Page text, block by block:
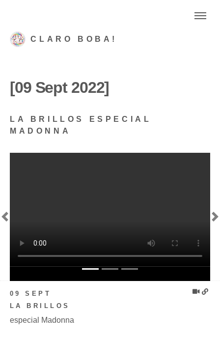
CLARO BOBA!
[09 Sept 2022]
LA BRILLOS ESPECIAL
MADONNA
Previous
09 SEPT
LA BRILLOS
especial Madonna